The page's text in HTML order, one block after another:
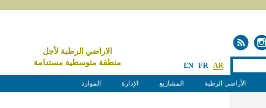
الاراضي الرطبة لأجل
منطقة متوسطية مستدامة
EN FR AR
الأراضي الرطبة المشاريع الإدارة الموارد